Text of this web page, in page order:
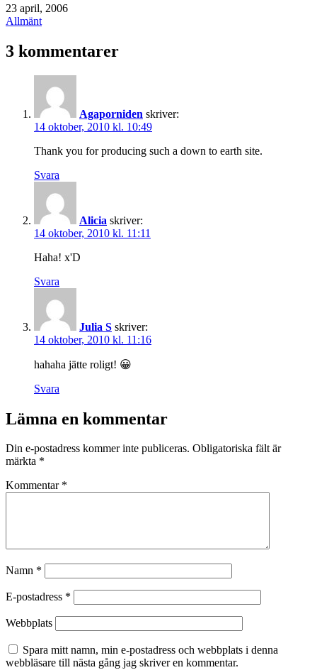
Publicerat
den
23 april, 2006
Kategoriserat
Allmänt
3 kommentarer
Agaporniden skriver:
14 oktober, 2010 kl. 10:49
Thank you for producing such a down to earth site.
Svara
Alicia skriver:
14 oktober, 2010 kl. 11:11
Haha! x'D
Svara
Julia S skriver:
14 oktober, 2010 kl. 11:16
hahaha jätte roligt! 😀
Svara
Lämna en kommentar
Din e-postadress kommer inte publiceras. Obligatoriska fält är
märkta *
Kommentar *
Namn *
E-postadress *
Webbplats
Spara mitt namn, min e-postadress och webbplats i denna
webbläsare till nästa gång jag skriver en kommentar.